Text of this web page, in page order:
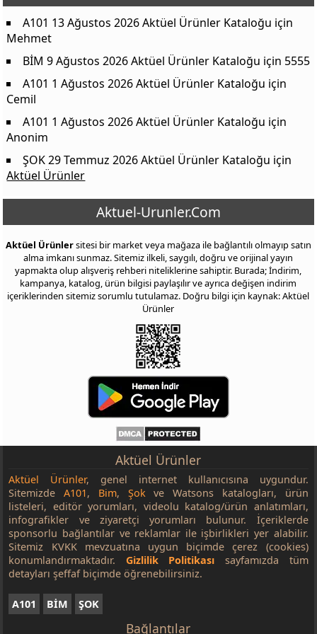
Xiaomi Mi Ionic H300 1600 W Saç Kurutma Makinesi
A101 13 Ağustos 2026 Aktüel Ürünler Kataloğu için
Mehmet
BİM 9 Ağustos 2026 Aktüel Ürünler Kataloğu için 5555
A101 1 Ağustos 2026 Aktüel Ürünler Kataloğu için
Cemil
A101 1 Ağustos 2026 Aktüel Ürünler Kataloğu için
Anonim
ŞOK 29 Temmuz 2026 Aktüel Ürünler Kataloğu için
Aktüel Ürünler
Aktuel-Urunler.Com
Aktüel Ürünlersitesi bir market veya mağaza ile bağlantılı olmayıp satın
alma imkanı sunmaz. Sitemiz ilkeli, saygılı, doğru ve orijinal yayın
yapmakta olup alışveriş rehberi niteliklerine sahiptir. Burada; İndirim,
kampanya, katalog, ürün bilgisi paylaşılır ve ayrıca değişen indirim
içeriklerinden sitemiz sorumlu tutulamaz. Doğru bilgi için kaynak: Aktüel
Ürünler
Aktüel Ürünler
Aktüel Ürünler, genel internet kullanıcısına uygundur.
SitemizdeA101, Bim, Şokve Watsons katalogları, ürün
listeleri, editör yorumları, videolu katalog/ürün anlatımları,
infografikler ve ziyaretçi yorumları bulunur. İçeriklerde
sponsorlu bağlantılar ve reklamlar ile işbirlikleri yer alabilir.
Sitemiz KVKK mevzuatına uygun biçimde çerez (cookies)
konumlandırmaktadır. Gizlilik Politikası sayfamızda tüm
detayları şeffaf biçimde öğrenebilirsiniz.
A101 BİM ŞOK
Bağlantılar